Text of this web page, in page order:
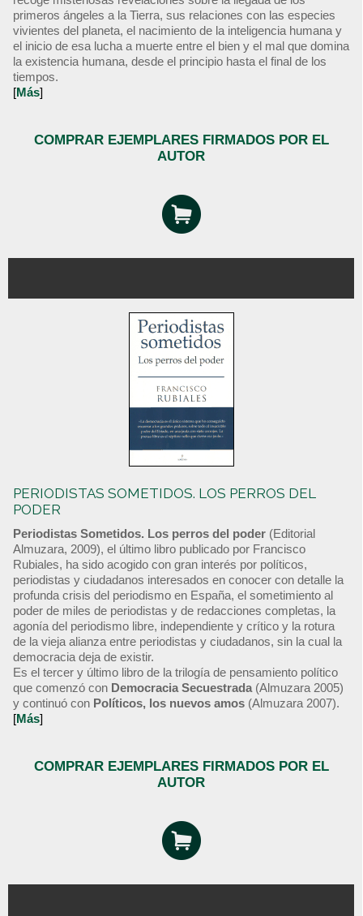
primeros ángeles a la Tierra, sus relaciones con las especies
vivientes del planeta, el nacimiento de la inteligencia humana y
el inicio de esa lucha a muerte entre el bien y el mal que domina
la existencia humana, desde el principio hasta el final de los
tiempos.
[Más]
COMPRAR EJEMPLARES FIRMADOS POR EL
AUTOR
PERIODISTAS SOMETIDOS. LOS PERROS DEL
PODER
Periodistas Sometidos. Los perros del poder (Editorial
Almuzara, 2009), el último libro publicado por Francisco
Rubiales, ha sido acogido con gran interés por políticos,
periodistas y ciudadanos interesados en conocer con detalle la
profunda crisis del periodismo en España, el sometimiento al
poder de miles de periodistas y de redacciones completas, la
agonía del periodismo libre, independiente y crítico y la rotura
de la vieja alianza entre periodistas y ciudadanos, sin la cual la
democracia deja de existir.
Es el tercer y último libro de la trilogía de pensamiento político
que comenzó con Democracia Secuestrada (Almuzara 2005)
y continuó con Políticos, los nuevos amos (Almuzara 2007).
[Más]
COMPRAR EJEMPLARES FIRMADOS POR EL
AUTOR